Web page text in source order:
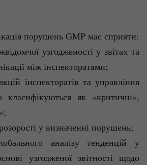
порушень GMP має сприяти:
узгодженості у звітах та
між інспекторатами;
інспекторатів та управління
як «критичні»,
у визначенні порушень;
аналізу тенденцій у
узгодженої звітності щодо